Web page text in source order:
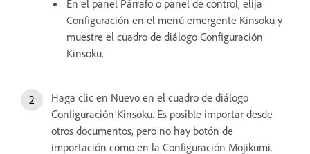
En el panel Párrafo o panel de control, elija
Configuración en el menú emergente Kinsoku y
muestre el cuadro de diálogo Configuración
Kinsoku.
Haga clic en Nuevo en el cuadro de diálogo
Configuración Kinsoku. Es posible importar desde
otros documentos, pero no hay botón de
importación como en la Configuración Mojikumi.